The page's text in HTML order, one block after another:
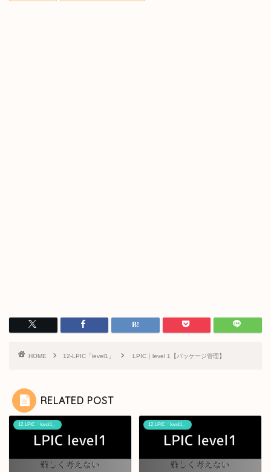
HOME 12-LPIC「level1」 LPIC｜level 1【パッケージ管理】
RELATED POST
12-LPIC「level1」 12-LPIC「level1」